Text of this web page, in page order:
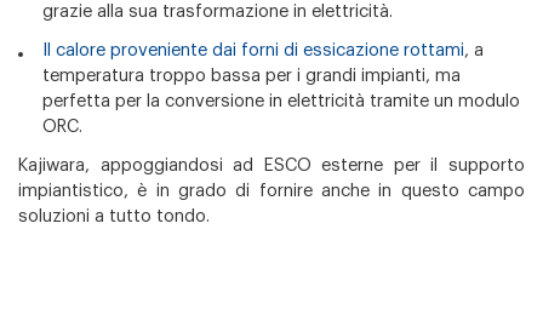
grazie alla sua trasformazione in elettricità.
Il calore proveniente dai forni di essicazione rottami, a
temperatura troppo bassa per i grandi impianti, ma
perfetta per la conversione in elettricità tramite un modulo
ORC.
Kajiwara, appoggiandosi ad ESCO esterne per il supporto
impiantistico, è in grado di fornire anche in questo campo
soluzioni a tutto tondo.